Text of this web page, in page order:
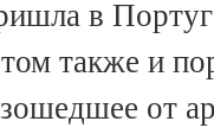
в
также и